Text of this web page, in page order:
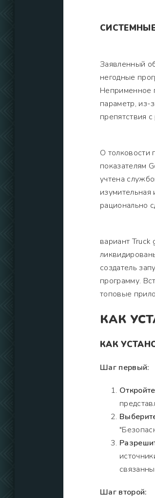
Заявленный
негодные
Неприменное
параметр, из-
препятствия
О толковости
показателям
учтена
рационально
вариант
создатель
программу.
топовые
КАК
КАК
Шаг первый:
Шаг второй: